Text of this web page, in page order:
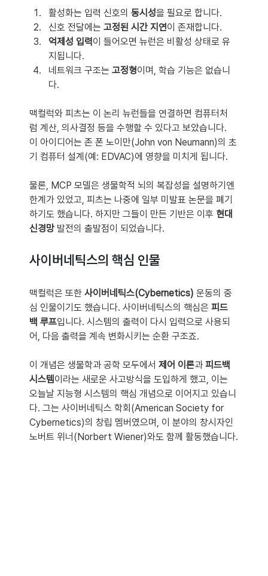
활성화는 입력 신호의 동시성을 필요로 합니다.
신호 전달에는 고정된 시간 지연이 존재합니다.
억제성 입력이 들어오면 뉴런은 비활성 상태로 유
지됩니다.
네트워크 구조는 고정형이며, 학습 기능은 없습니
다.
맥컬럭와 피츠는 이 논리 뉴런들을 연결하면 컴퓨터처
럼 계산, 의사결정 등을 수행할 수 있다고 보았습니다.
이 아이디어는 존 폰 노이만(John von Neumann)의 초
기 컴퓨터 설계(예: EDVAC)에 영향을 미치게 됩니다.
물론, MCP 모델은 생물학적 뇌의 복잡성을 설명하기엔
한계가 있었고, 피츠는 나중에 일부 미발표 논문을 폐기
하기도 했습니다. 하지만 그들이 만든 기반은 이후 현대
신경망 발전의 출발점이 되었습니다.
사이버네틱스의 핵심 인물
맥컬럭은 또한 사이버네틱스(Cybernetics) 운동의 중
심 인물이기도 했습니다. 사이버네틱스의 핵심은 피드
백 루프입니다. 시스템의 출력이 다시 입력으로 사용되
어, 다음 출력을 계속 변화시키는 순환 구조죠.
이 개념은 생물학과 공학 모두에서 제어 이론과 피드백
시스템이라는 새로운 사고방식을 도입하게 했고, 이는
오늘날 지능형 시스템의 핵심 개념으로 이어지고 있습니
다. 그는 사이버네틱스 학회(American Society for
Cybernetics)의 창립 멤버였으며, 이 분야의 창시자인
노버트 위너(Norbert Wiener)와도 함께 활동했습니다.